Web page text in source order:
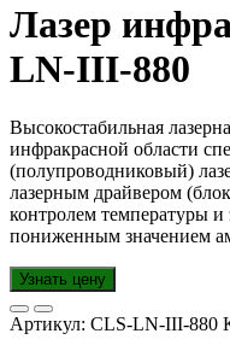
Лазер
LN-III-880
Высокостабильная
инфракрасной области
(полупроводниковый)
лазерным драйвером
контролем температуры и
пониженным значением
Узнать цену
Артикул: CLS-LN-III-880